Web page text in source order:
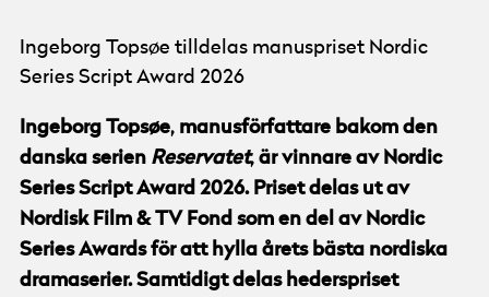
Ingeborg Topsøe tilldelas manuspriset Nordic
Series Script Award 2026
Ingeborg Topsøe, manusförfattare bakom den
danska serien Reservatet, är vinnare av Nordic
Series Script Award 2026. Priset delas ut av
Nordisk Film & TV Fond som en del av Nordic
Series Awards för att hylla årets bästa nordiska
dramaserier. Samtidigt delas hederspriset